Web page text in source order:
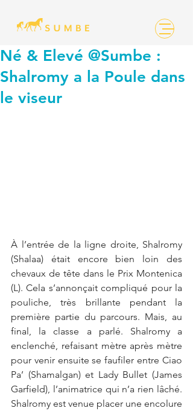
Né & Elevé @Sumbe :
Shalromy a la Poule dans
le viseur
À l’entrée de la ligne droite, Shalromy
(Shalaa) était encore bien loin des
chevaux de tête dans le Prix Montenica
(L). Cela s’annonçait compliqué pour la
pouliche, très brillante pendant la
première partie du parcours. Mais, au
final, la classe a parlé. Shalromy a
enclenché, refaisant mètre après mètre
pour venir ensuite se faufiler entre Ciao
Pa’ (Shamalgan) et Lady Bullet (James
Garfield), l’animatrice qui n’a rien lâché.
Shalromy est venue placer une encolure